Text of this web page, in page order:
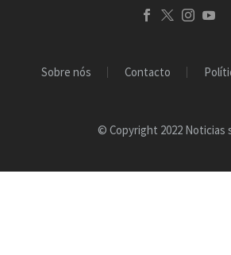
Sobre nós Contacto
© Copyright 2022 Noticias